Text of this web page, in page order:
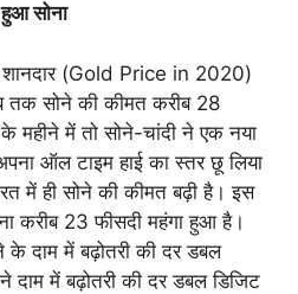
सोना
शानदार (Gold Price in 2020)
तक सोने की कीमत करीब 28
महीने में तो सोने-चांदी ने एक नया
ऑल टाइम हाई का स्तर छू लिया
में ही सोने की कीमत बढ़ी है। इस
करीब 23 फीसदी महंगा हुआ है।
दाम में बढ़ोतरी की दर डबल
दाम में बढ़ोतरी की दर डबल डिजिट